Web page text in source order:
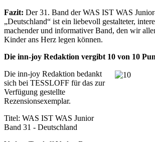
Fazit: Der 31. Band der WAS IST WAS
„Deutschland“ ist ein liebevoll gestalteter,
machender und informativer Band, den wir
Kinder ans Herz legen können.
Die inn-joy Redaktion vergibt 10 von 10
Die inn-joy Redaktion bedankt
sich bei TESSLOFF für das zur
Verfügung gestellte
Rezensionsexemplar.
Titel: WAS IST WAS Junior
Band 31 - Deutschland